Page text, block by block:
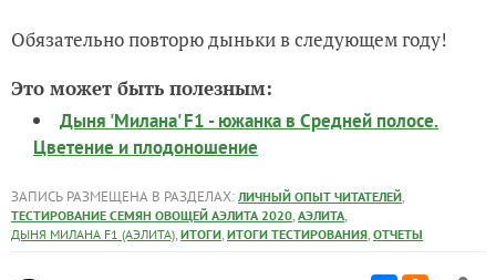
Обязательно повторю дыньки в следующем году!
Это может быть полезным:
Дыня 'Милана' F1 - южанка в Средней полосе.
Цветение и плодоношение
ЗАПИСЬ РАЗМЕЩЕНА В РАЗДЕЛАХ: ЛИЧНЫЙ ОПЫТ ЧИТАТЕЛЕЙ,
ТЕСТИРОВАНИЕ СЕМЯН ОВОЩЕЙ АЭЛИТА 2020, АЭЛИТА,
ДЫНЯ МИЛАНА F1 (АЭЛИТА), ИТОГИ, ИТОГИ ТЕСТИРОВАНИЯ, ОТЧЕТЫ